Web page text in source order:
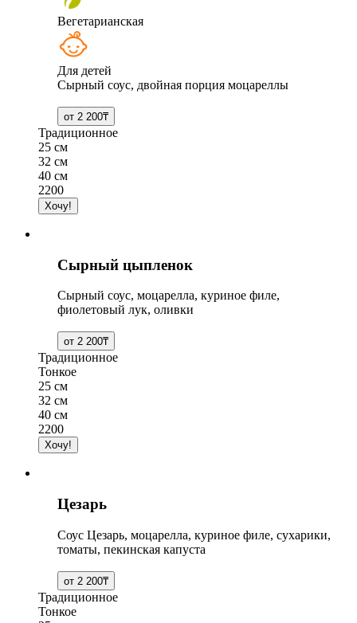
Вегетарианская
Для детей
Сырный соус, двойная порция моцареллы
Традиционное
25 см
32 см
40 см
2200
Сырный цыпленок
Сырный соус, моцарелла, куриное филе,
фиолетовый лук, оливки
Традиционное
Тонкое
25 см
32 см
40 см
2200
Цезарь
Соус Цезарь, моцарелла, куриное филе, сухарики,
томаты, пекинская капуста
Традиционное
Тонкое